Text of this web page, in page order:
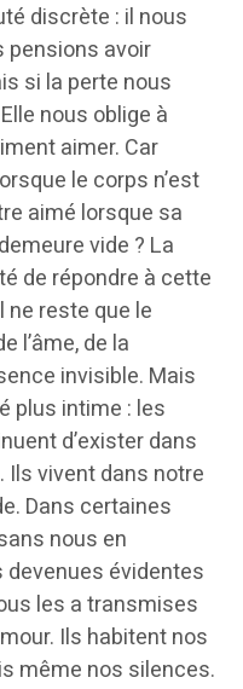
discrète : il nous
pensions avoir
si la perte nous
nous oblige à
aimer. Car
le corps n’est
aimé lorsque sa
vide ? La
de répondre à cette
ne reste que le
l’âme, de la
invisible. Mais
plus intime : les
d’exister dans
Ils vivent dans notre
Dans certaines
nous en
devenues évidentes
les a transmises
Ils habitent nos
même nos silences.